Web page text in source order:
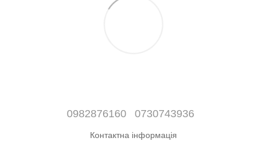
0982876160 0730743936
Контактна інформація